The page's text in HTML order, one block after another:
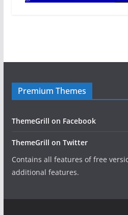
Premium Themes
ThemeGrill on Facebook
ThemeGrill on Twitter
Contains all features of free
additional features.